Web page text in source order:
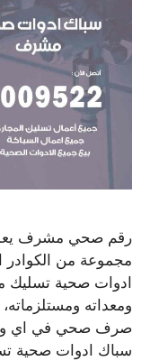
رقم صحي مشرف يعمل
مجموعة من
ادوات صحية تسليك
ومعداته
صرف صحي في اي
سباك ادوات صحية